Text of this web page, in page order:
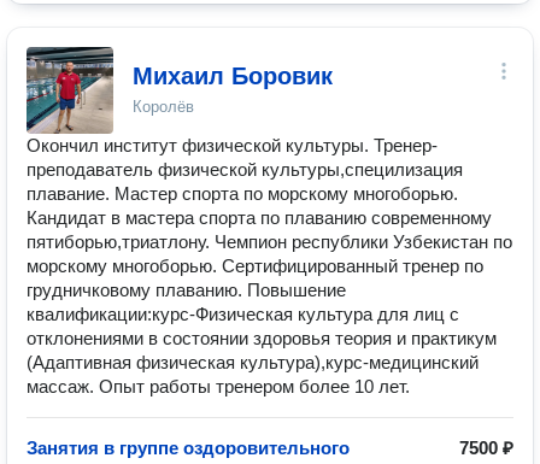
Михаил Боровик
Королёв
Окончил институт физической культуры. Тренер-
преподаватель физической культуры,специлизация
плавание. Мастер спорта по морскому многоборью.
Кандидат в мастера спорта по плаванию современному
пятиборью,триатлону. Чемпион республики Узбекистан по
морскому многоборью. Сертифицированный тренер по
грудничковому плаванию. Повышение
квалификации:курс-Физическая культура для лиц с
отклонениями в состоянии здоровья теория и практикум
(Адаптивная физическая культура),курс-медицинский
массаж. Опыт работы тренером более 10 лет.
Занятия в группе оздоровительного
7500 ₽